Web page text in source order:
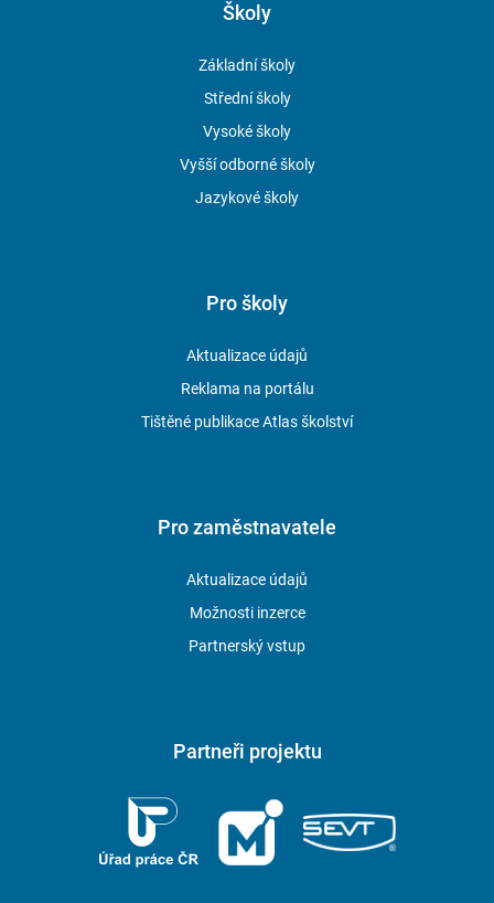
Školy
Základní školy
Střední školy
Vysoké školy
Vyšší odborné školy
Jazykové školy
Pro školy
Aktualizace údajů
Reklama na portálu
Tištěné publikace Atlas školství
Pro zaměstnavatele
Aktualizace údajů
Možnosti inzerce
Partnerský vstup
Partneři projektu